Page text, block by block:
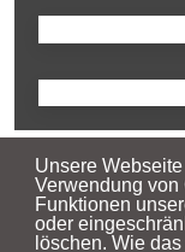
Unsere
Verwendung
Funktionen
oder
löschen. Wie